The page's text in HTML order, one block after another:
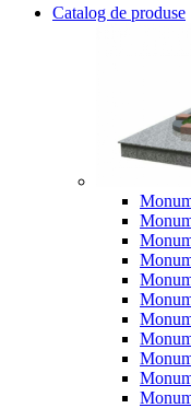
Catalog de produse